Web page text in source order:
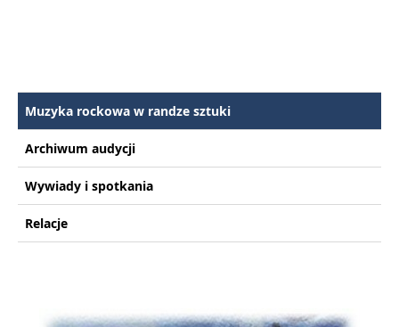
Muzyka rockowa w randze sztuki
Archiwum audycji
Wywiady i spotkania
Relacje